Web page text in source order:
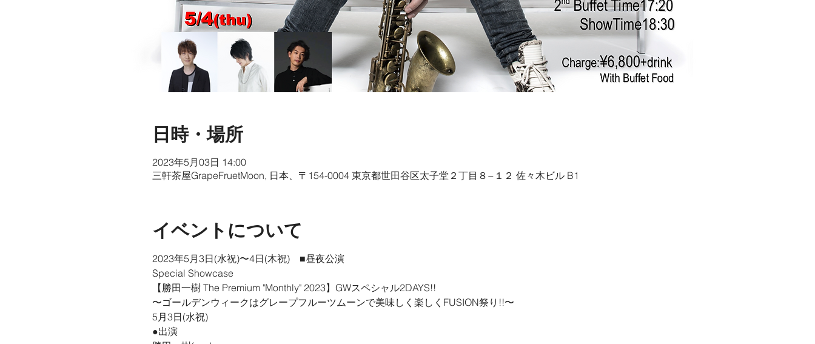
日時・場所
2023年5月03日 14:00
三軒茶屋GrapeFruetMoon, 日本、〒154-0004 東京都世田谷区太子堂２丁目８−１２ 佐々木ビル B1
イベントについて
2023年5月3日(水祝)〜4日(木祝)　■昼夜公演
Special Showcase
【勝田一樹 The Premium "Monthly" 2023】GWスペシャル2DAYS!!
〜ゴールデンウィークはグレープフルーツムーンで美味しく楽しくFUSION祭り!!〜
5月3日(水祝)
●出演